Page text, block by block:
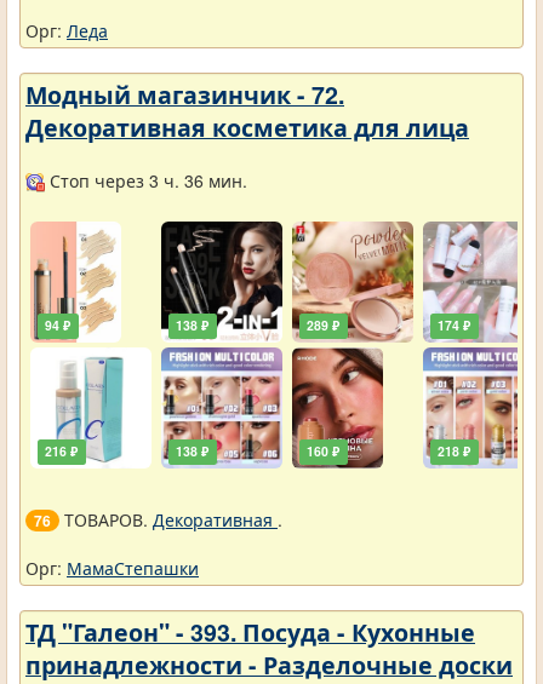
Орг: Леда
Модный магазинчик - 72.
Декоративная косметика для лица
Стоп через 3 ч. 36 мин.
94 ₽
216 ₽
138 ₽
138 ₽
289 ₽
160 ₽
174 ₽
218 ₽
76 ТОВАРОВ. Декоративная .
Орг: МамаСтепашки
ТД "Галеон" - 393. Посуда - Кухонные
принадлежности - Разделочные доски